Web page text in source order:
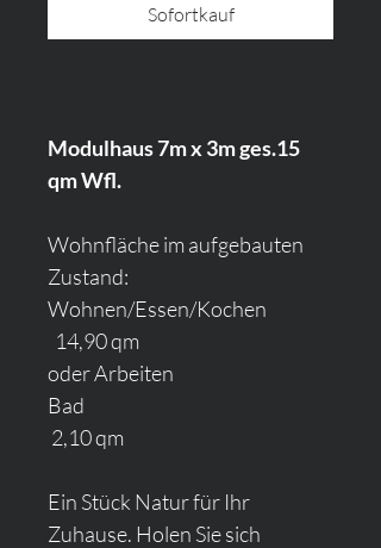
Sofortkauf
Modulhaus 7m x 3m ges.15
qm Wfl.
Wohnfläche im aufgebauten
Zustand:
Wohnen/Essen/Kochen
14,90 qm
oder Arbeiten
Bad
2,10 qm
Ein Stück Natur für Ihr
Zuhause. Holen Sie sich